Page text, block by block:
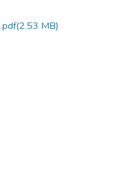
4. الرسالة على شكل pdf_معدلة.pdf(2.53 MB)